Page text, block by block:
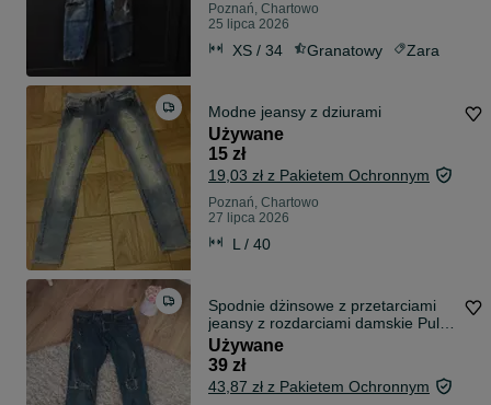
Poznań, Chartowo
25 lipca 2026
XS / 34 Granatowy Zara
Modne jeansy z dziurami
Używane
15 zł
19,03 zł z Pakietem Ochronnym
Poznań, Chartowo
27 lipca 2026
L / 40
Spodnie dżinsowe z przetarciami
jeansy z rozdarciami damskie Pull
Bear
Używane
39 zł
43,87 zł z Pakietem Ochronnym